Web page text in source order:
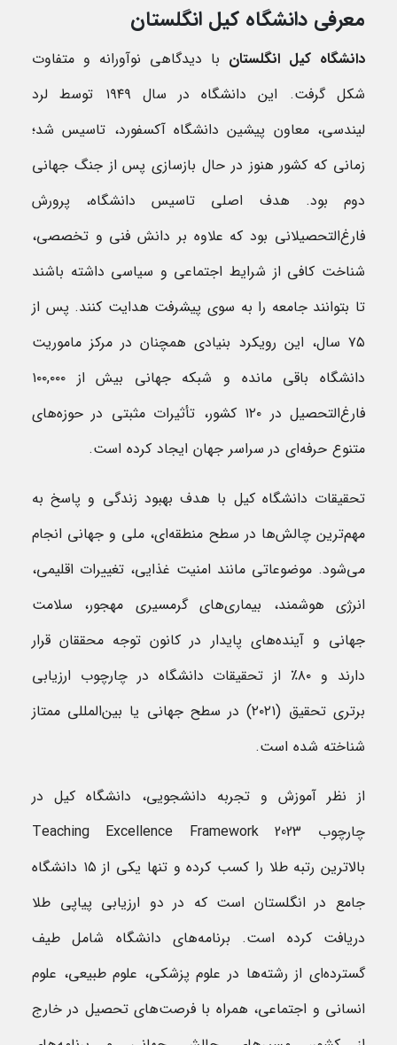
معرفی دانشگاه کیل انگلستان
دانشگاه کیل انگلستان با دیدگاهی نوآورانه و متفاوت
شکل گرفت. این دانشگاه در سال ۱۹۴۹ توسط لرد
لیندسی، معاون پیشین دانشگاه آکسفورد، تاسیس شد؛
زمانی که کشور هنوز در حال بازسازی پس از جنگ جهانی
دوم بود. هدف اصلی تاسیس دانشگاه، پرورش
فارغ‌التحصیلانی بود که علاوه بر دانش فنی و تخصصی،
شناخت کافی از شرایط اجتماعی و سیاسی داشته باشند
تا بتوانند جامعه را به سوی پیشرفت هدایت کنند. پس از
۷۵ سال، این رویکرد بنیادی همچنان در مرکز ماموریت
دانشگاه باقی مانده و شبکه جهانی بیش از ۱۰۰,۰۰۰
فارغ‌التحصیل در ۱۲۰ کشور، تأثیرات مثبتی در حوزه‌های
متنوع حرفه‌ای در سراسر جهان ایجاد کرده است.
تحقیقات دانشگاه کیل با هدف بهبود زندگی و پاسخ به
مهم‌ترین چالش‌ها در سطح منطقه‌ای، ملی و جهانی انجام
می‌شود. موضوعاتی مانند امنیت غذایی، تغییرات اقلیمی،
انرژی هوشمند، بیماری‌های گرمسیری مهجور، سلامت
جهانی و آینده‌های پایدار در کانون توجه محققان قرار
دارند و ۸۰٪ از تحقیقات دانشگاه در چارچوب ارزیابی
برتری تحقیق (۲۰۲۱) در سطح جهانی یا بین‌المللی ممتاز
شناخته شده است.
از نظر آموزش و تجربه دانشجویی، دانشگاه کیل در
چارچوب Teaching Excellence Framework 2023
بالاترین رتبه طلا را کسب کرده و تنها یکی از ۱۵ دانشگاه
جامع در انگلستان است که در دو ارزیابی پیاپی طلا
دریافت کرده است. برنامه‌های دانشگاه شامل طیف
گسترده‌ای از رشته‌ها در علوم پزشکی، علوم طبیعی، علوم
انسانی و اجتماعی، همراه با فرصت‌های تحصیل در خارج